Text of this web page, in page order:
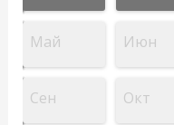
Май Июн
Сен Окт